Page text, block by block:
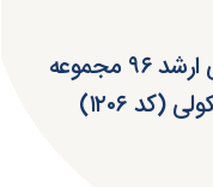
دانلود سؤالات آزمون کارشناسی ارشد ۹۶ مجموعه
۱۲۰۶)